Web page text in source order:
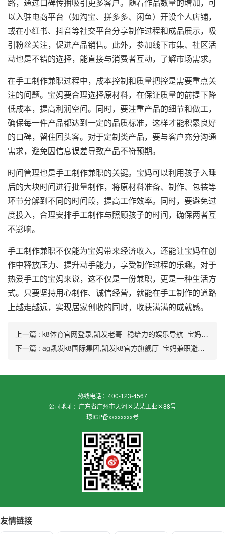
以入驻电商平台（如淘宝、拼多多、闲鱼）开设个人店铺，
或在小红书、抖音等社交平台分享制作过程和成品展示，吸
引粉丝关注，促进产品销售。此外，参加线下市集、社区活
动也是不错的选择，能直接与消费者互动，了解市场需求。
在手工制作兼职过程中，成本控制和质量把控是需要重点关
注的问题。宝妈要合理选择原材料，在保证质量的前提下降
低成本，提高利润空间。同时，要注重产品的细节和做工，
确保每一件产品都达到一定的品质标准，这样才能积累良好
的口碑，留住回头客。对于定制类产品，要与客户充分沟通
需求，避免因信息误差导致产品不符预期。
时间管理也是手工制作兼职的关键。宝妈可以利用孩子入睡
后的大块时间进行批量制作，将原材料准备、制作、包装等
环节分解到不同的时间段，提高工作效率。同时，要避免过
度投入，合理安排手工制作与照顾孩子的时间，确保两者互
不影响。
手工制作兼职不仅能为宝妈带来经济收入，还能让宝妈在创
作中释放压力、提升动手能力，享受制作过程的乐趣。对于
热爱手工的宝妈来说，这不仅是一份兼职，更是一种生活方
式。只要坚持用心制作、诚信经营，就能在手工制作的道路
上越走越远，实现居家创收的同时，收获满满的成就感。
上一篇 : k8体育官网登录,凯发老哥--稳给力的娱乐导航_宝妈兼职防骗手册：避开陷阱安全实现副业增收
下一篇 : ag凯发k8国际集团,凯发k8官方旗舰厅_宝妈兼职避坑指南：安全高效兼职的实用技巧与时间管理法
热线电话：400-123-4567
公司地址：广东省广州市天河区某某工业区88号
琼ICP备xxxxxxxx号
友情链接